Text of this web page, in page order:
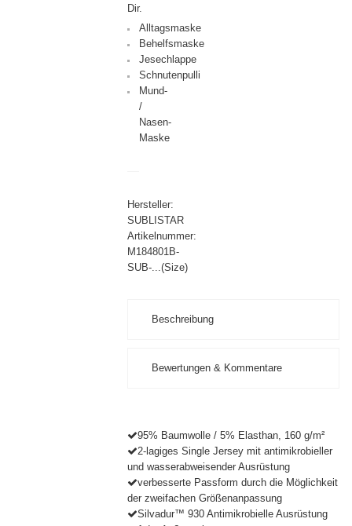
Dir.
Alltagsmaske
Behelfsmaske
Jesechlappe
Schnutenpulli
Mund-
/
Nasen-
Maske
Hersteller:
SUBLISTAR
Artikelnummer:
M184801B-
SUB-...(Size)
Beschreibung
[ca.13,5
x 7,5
cm] bis
5J.
S
Bewertungen & Kommentare
Bitte bewerte diesen Beitrag
(5 Sterne: trifft voll zu / 1 Stern:
trifft gar nicht zu)
95% Baumwolle / 5% Elasthan, 160 g/m²
2-lagiges Single Jersey mit antimikrobieller
und wasserabweisender Ausrüstung
verbesserte Passform durch die Möglichkeit
der zweifachen Größenanpassung
Silvadur™ 930 Antimikrobielle Ausrüstung